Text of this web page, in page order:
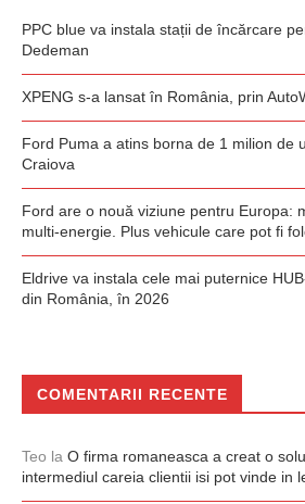
PPC blue va instala stații de încărcare
Dedeman
XPENG s-a lansat în România, prin
Ford Puma a atins borna de 1 milion de
Craiova
Ford are o nouă viziune pentru Europa:
multi-energie. Plus vehicule care pot fi
Eldrive va instala cele mai puternice
din România, în 2026
COMENTARII RECENTE
Teo la O firma romaneasca a creat o
intermediul careia clientii isi pot vinde in